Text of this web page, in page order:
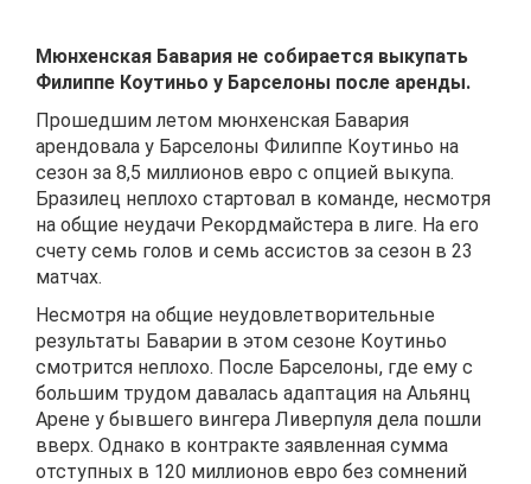
Мюнхенская Бавария не собирается выкупать
Филиппе Коутиньо у Барселоны после аренды.
Прошедшим летом мюнхенская Бавария
арендовала у Барселоны Филиппе Коутиньо на
сезон за 8,5 миллионов евро с опцией выкупа.
Бразилец неплохо стартовал в команде, несмотря
на общие неудачи Рекордмайстера в лиге. На его
счету семь голов и семь ассистов за сезон в 23
матчах.
Несмотря на общие неудовлетворительные
результаты Баварии в этом сезоне Коутиньо
смотрится неплохо. После Барселоны, где ему с
большим трудом давалась адаптация на Альянц
Арене у бывшего вингера Ливерпуля дела пошли
вверх. Однако в контракте заявленная сумма
отступных в 120 миллионов евро без сомнений